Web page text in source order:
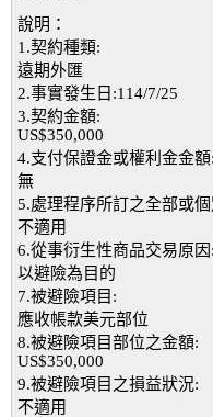
說明：
1.契約種類:
遠期外匯
2.事實發生日:114/7/25
3.契約金額:
US$350,000
4.支付保證金或權利金金額:
無
5.處理程序所訂之全部或
不適用
6.從事衍生性商品交易原因:
以避險為目的
7.被避險項目:
應收帳款美元部位
8.被避險項目部位之金額:
US$350,000
9.被避險項目之損益狀況:
不適用